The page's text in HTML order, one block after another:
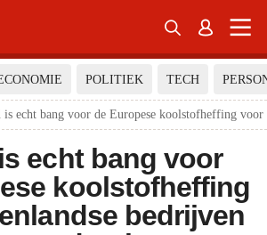
 
POLITIEK TECH
is echt bang voor de Europese koolstofheffing
echt bang voor
koolstofheffing
bedrijven